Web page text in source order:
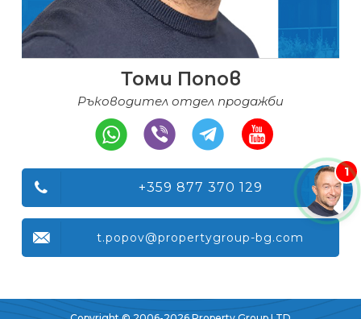
Томи Попов
Ръководител отдел продажби
+359 877 370 129
t.popov@propertygroup-bg.com
1